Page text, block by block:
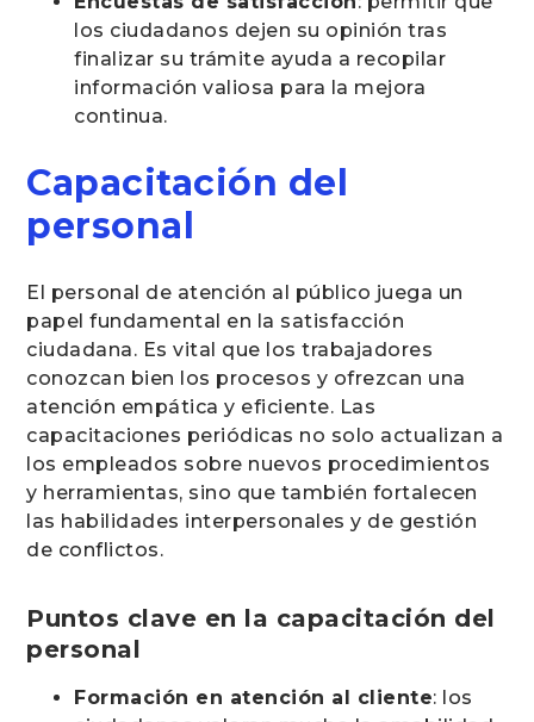
los ciudadanos dejen su opinión tras
finalizar su trámite ayuda a recopilar
información valiosa para la mejora
continua.
Capacitación del
personal
El personal de atención al público juega un
papel fundamental en la satisfacción
ciudadana. Es vital que los trabajadores
conozcan bien los procesos y ofrezcan una
atención empática y eficiente. Las
capacitaciones periódicas no solo actualizan a
los empleados sobre nuevos procedimientos
y herramientas, sino que también fortalecen
las habilidades interpersonales y de gestión
de conflictos.
Puntos clave en la capacitación del
personal
Formación en atención al cliente: los